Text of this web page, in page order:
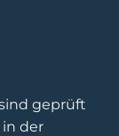
geprüft
der